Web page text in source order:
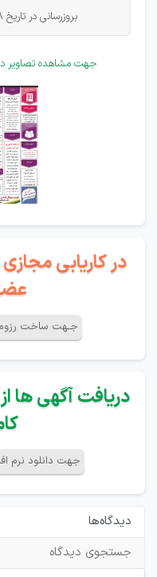
بروزرسانی در تاریخ 18 فروردین 1404 ساعت 23:11
جهت مشاهده تصاویر در
در کاریابی
جـهت ساخت
دریافت آگهی ها
جهت دانلود نرم
دیدگاه‌ها
جستجوی دیدگاه